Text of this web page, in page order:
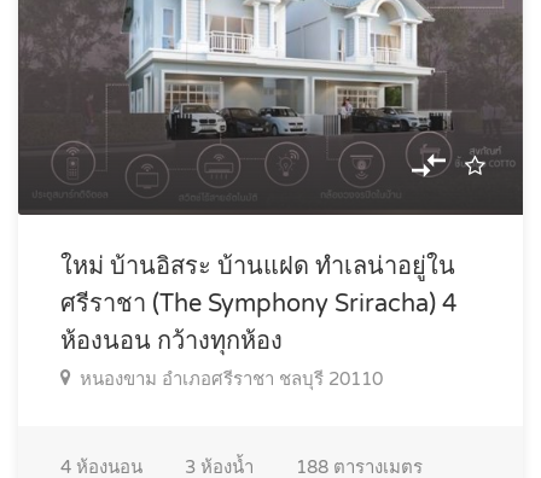
ใหม่ บ้านอิสระ บ้านแฝด ทำเลน่าอยู่ใน
ศรีราชา (The Symphony Sriracha) 4
ห้องนอน กว้างทุกห้อง
หนองขาม อำเภอศรีราชา ชลบุรี 20110
4 ห้องนอน 3 ห้องน้ำ 188 ตารางเมตร